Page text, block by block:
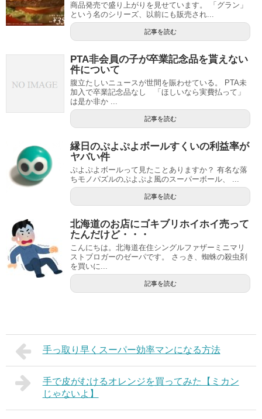
商品発売で盛り上がりを見せています。 「グラン」
という名のシリーズ、以前にも販売され...
記事を読む
PTA非会員の子が卒業記念品を貰えない
件について
腹立たしいニュースが世間を賑わせている。 PTA未
加入で卒業記念品なし 「ほしいなら実費払って」
は是か非か ...
記事を読む
縁日のぷよぷよボールすくいの利益率が
ヤバい件
ぷよぷよボールって見たことありますか？ 有名な落
ちモノパズルのぷよぷよ風のスーパーボール、 ...
記事を読む
北海道のお店にゴキブリホイホイ売って
たんだけど・・・
こんにちは。北海道在住シングルファザーミニマリ
ストブロガーのゼーパです。 さっき、蜘蛛の殺虫剤
を買いに...
記事を読む
手っ取り早くスーパー効率マンになる方法
手で皮がむけるオレンジを買ってみた【ミカン
じゃないよ】